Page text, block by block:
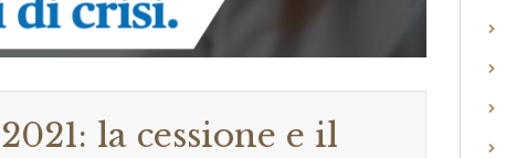
la cessione e il